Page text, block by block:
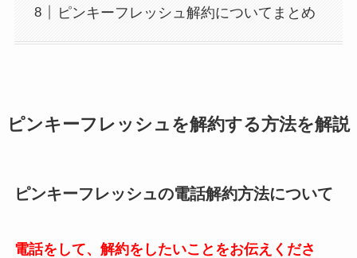
ピンキーフレッシュ解約についてまとめ
ピンキーフレッシュを解約する方法を解説
ピンキーフレッシュの電話解約方法について
電話をして、解約をしたいことをお伝えくださ